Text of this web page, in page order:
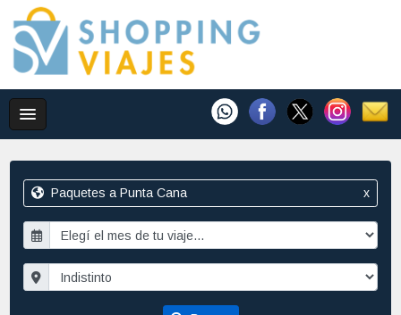
Paquetes a Punta Cana x